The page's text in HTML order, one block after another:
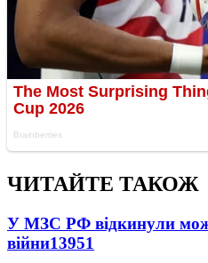
ЧИТАЙТЕ ТАКОЖ
У МЗС РФ відкинули
війни13951